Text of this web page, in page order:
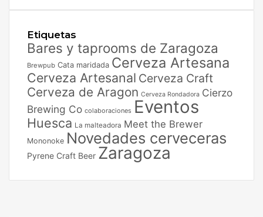
Etiquetas
Bares y taprooms de Zaragoza
Brewpub Cata maridada Cerveza Artesana
Cerveza Artesanal Cerveza Craft
Cerveza de Aragon Cerveza Rondadora Cierzo
Brewing Co colaboraciones Eventos
Huesca La malteadora Meet the Brewer
Mononoke Novedades cerveceras
Pyrene Craft Beer Zaragoza